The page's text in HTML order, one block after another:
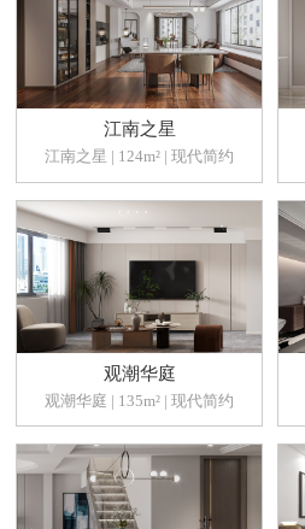
江南之星
江南之星 | 124m² | 现代简约
观潮华庭
观潮华庭 | 135m² | 现代简约